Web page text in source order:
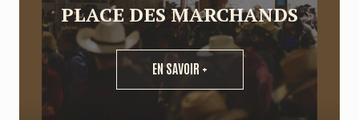
PLACE DES MARCHANDS
EN SAVOIR +